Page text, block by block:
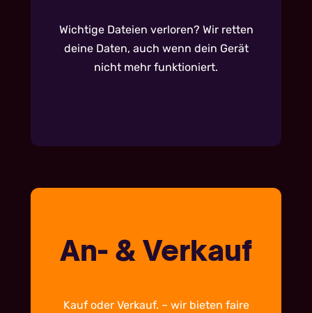
Wichtige Dateien verloren? Wir retten
deine Daten, auch wenn dein Gerät
nicht mehr funktioniert.
An- & Verkauf
Kauf oder Verkauf. – wir bieten faire